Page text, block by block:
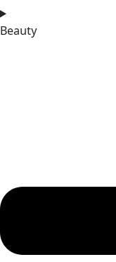
Beauty